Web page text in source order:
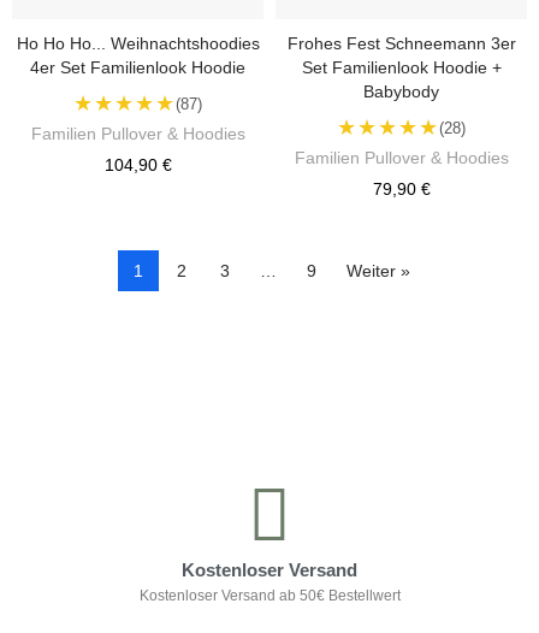
Ho Ho Ho... Weihnachtshoodies
4er Set Familienlook Hoodie
★★★★★(87)
Familien Pullover & Hoodies
104,90 €
Frohes Fest Schneemann 3er
Set Familienlook Hoodie +
Babybody
★★★★★(28)
Familien Pullover & Hoodies
79,90 €
1 2 3 … 9 Weiter »
Kostenloser Versand
Kostenloser Versand ab 50€ Bestellwert